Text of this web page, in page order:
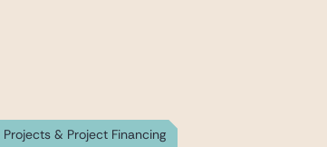
Projects & Project Financing